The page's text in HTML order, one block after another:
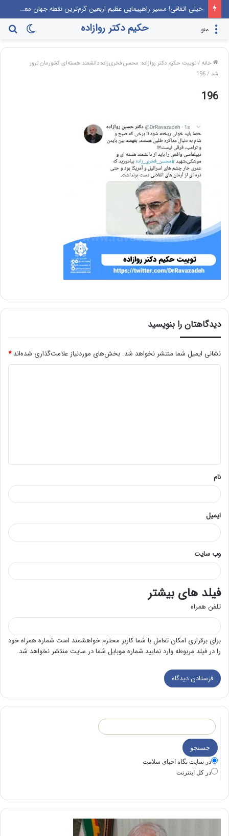
این‌که مرندی رو بیارن صدا‌ و سیما، برنامه جوانی جمعیت، درست مثل این می‌مونه که صدام رو دعوت کنن راهیان نور!
تغییر
پوسته
حکیم دکتر روازاده منو
خانه /توییت حکیم دکتر روازاده: محسن فخری‌زاده دانشمند هسته‌ای کشورمان ترور
شد /
196
196
دیدگاهتان را بنویسید
نشانی ایمیل شما منتشر نخواهد شد. بخش‌های موردنیاز علامت‌گذاری شده‌اند*
*
نام
ایمیل
وب‌ سایت
فیلد های بیشتر
تلفن همراه
برای برقراری امکان تعامل با شما کاربر محترم خواهشمند است شماره همراه خود
را در فیلد مربوطه وارد نمایید.شماره موبایل شما در سایت منتشر نخواهد شد.
در سايت نگاه احياي سلامت
در كل اينترنت